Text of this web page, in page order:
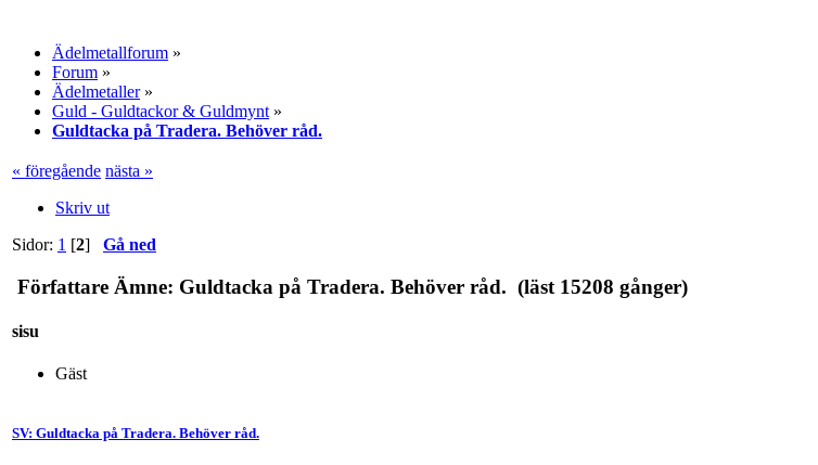
Ädelmetallforum »
Forum »
Ädelmetaller»
Guld - Guldtackor & Guldmynt »
Guldtacka på Tradera. Behöver råd.
« föregående nästa »
Skriv ut
Sidor: 1 [2] Gå ned
Författare Ämne: Guldtacka på Tradera. Behöver råd. (läst 15208 gånger)
sisu
Gäst
SV: Guldtacka på Tradera. Behöver råd.